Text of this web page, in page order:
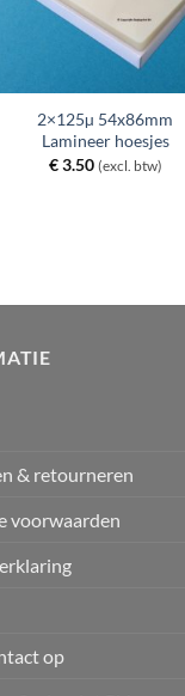
2×125µ 54x86mm
Lamineer hoesjes
€3.50 (excl. btw)
& retourneren
voorwaarden
op